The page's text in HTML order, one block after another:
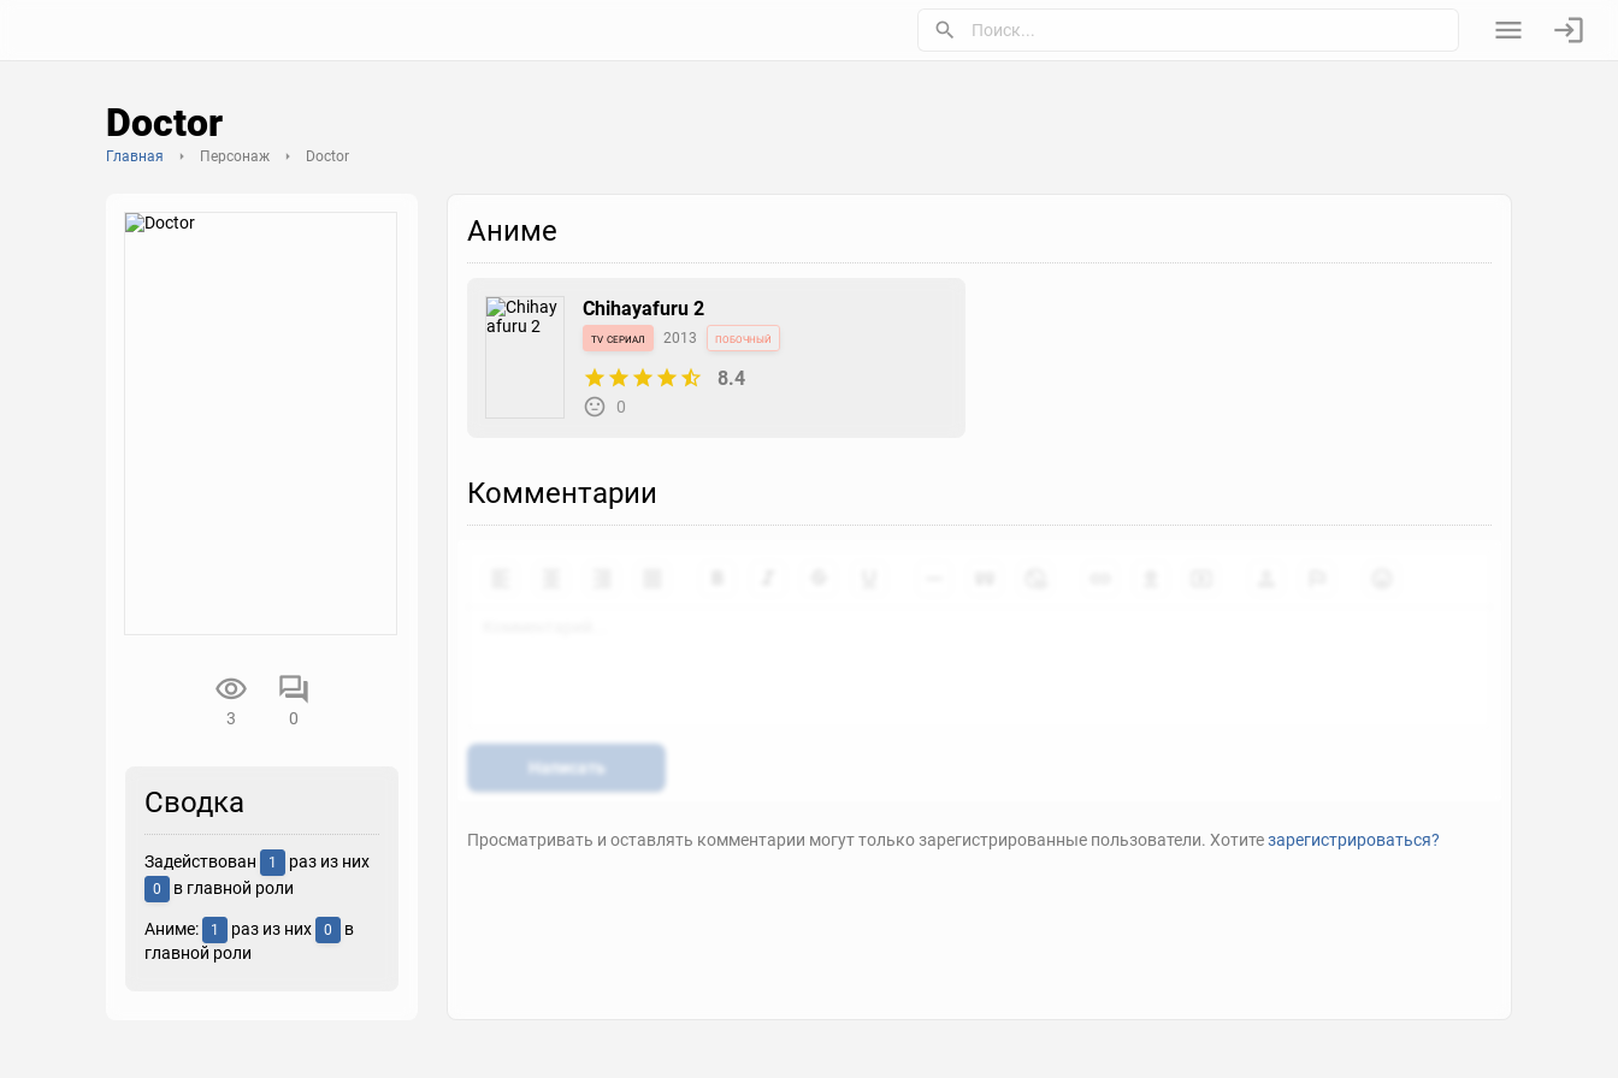
Doctor
Главная Персонаж Doctor
3 0
Сводка
Задействован 1 раз из них
0 в главной роли
Аниме: 1 раз из них 0
в
главной роли
Аниме
Chihayafuru 2
tv сериал 2013 побочный
8.4
0
Комментарии
Написать
Просматривать и оставлять комментарии могут только зарегистрированные пользователи. Хотитезарегистрироваться?